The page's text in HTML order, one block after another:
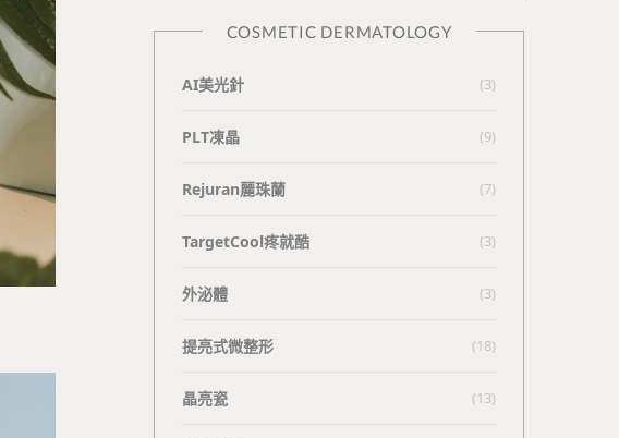
COSMETIC DERMATOLOGY
AI美光針 (3)
PLT凍晶 (9)
Rejuran麗珠蘭 (7)
TargetCool疼就酷 (3)
外泌體 (3)
提亮式微整形 (18)
晶亮瓷 (13)